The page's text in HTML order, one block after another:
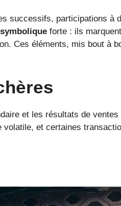
successifs, participations à
forte : ils
Ces éléments, mis bout à
et les résultats de ventes
et certaines